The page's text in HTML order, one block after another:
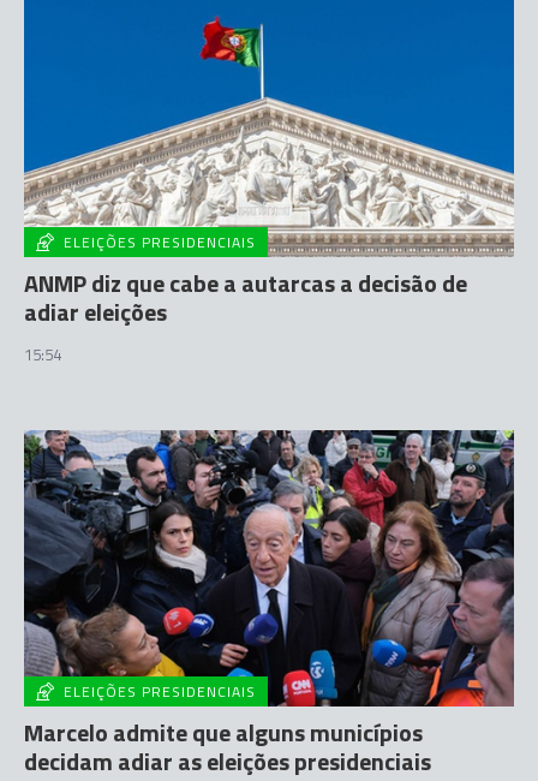
ELEIÇÕES PRESIDENCIAIS
ANMP diz que cabe a autarcas a decisão de
adiar eleições
15:54
ELEIÇÕES PRESIDENCIAIS
Marcelo admite que alguns municípios
decidam adiar as eleições presidenciais